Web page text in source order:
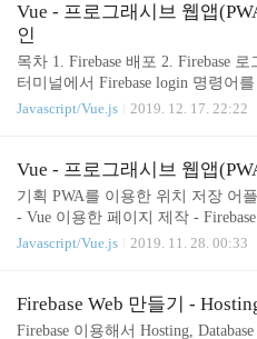
base.database().ref('status/
s, playTime: data.playTime,
e, }); push 를 사용하면 데이터베이
에 추가합니다. 목록에 새 노드를
이터베이스에서 고유 키(예:
firebase.database().ref(`m..
Vue - 프로그래시브 웹앱
인
목차 1. Firebase 배포 2. Firebase
터미널에서 Firebase login 명령어
로그인 합니다. 로그인을 성공하면
때 빌드된 파일을 찾지 못했습니다.
c을 dist로 변경 빌드가 된 Vue 프
장되기 때문에 설정을 수정해야함
도 잘 돌아가는 것을 볼 수 있습니
스크립트로, 웹페이지와는 별개로
지 또는..
Javascript/Vue.js 2019. 12. 17. 22:22
Vue - 프로그래시브 웹앱
기획 PWA를 이용한 위치 저장 어
- Vue 이용한 페이지 제작 -
팅 + DB 저장 목차 1. vue-cli4
ing Window에서 firebase-tools 를 설
습니다. 글로벌로 설치해서 사용하
Javascript/Vue.js 2019. 11. 28. 00:33
Firebase Web 만들기 -
Firebase 이용해서 Hosting,